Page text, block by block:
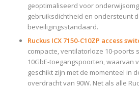
geoptimaliseerd voor
gebruiksdichtheid en ondersteunt
beveiligingsstandaard.
Ruckus ICX 7150-C10ZP access
compacte, ventilatorloze 10-poorts
10GbE-toegangspoorten, waarvan
geschikt zijn met de momenteel in
overdracht van 90W. Net als alle